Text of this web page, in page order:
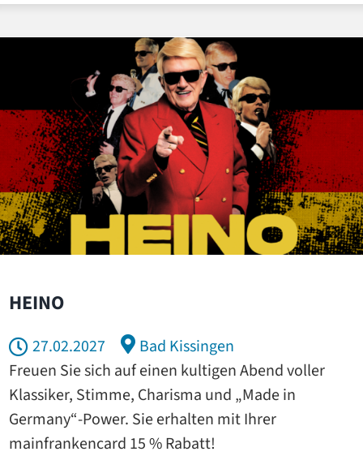
HEINO
27.02.2027
Bad Kissingen
Freuen Sie sich auf einen kultigen Abend voller
Klassiker, Stimme, Charisma und „Made in
Germany“-Power. Sie erhalten mit Ihrer
mainfrankencard 15 % Rabatt!